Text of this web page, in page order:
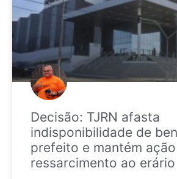
Decisão: TJRN afasta
indisponibilidade de
prefeito e mantém
ressarcimento ao erário